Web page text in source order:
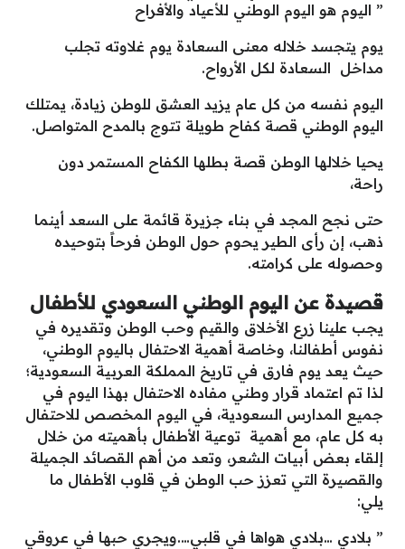
” اليوم هو اليوم الوطني للأعياد والأفراح
يوم يتجسد خلاله معنى السعادة يوم غلاوته تجلب
مداخل السعادة لكل الأرواح.
اليوم نفسه من كل عام يزيد العشق للوطن زيادة، يمتلك
اليوم الوطني قصة كفاح طويلة تتوج بالمدح المتواصل.
يحيا خلالها الوطن قصة بطلها الكفاح المستمر دون
راحة،
حتى نجح المجد في بناء جزيرة قائمة على السعد أينما
ذهب، إن رأى الطير يحوم حول الوطن فرحاً بتوحيده
وحصوله على كرامته.
قصيدة عن اليوم الوطني السعودي للأطفال
يجب علينا زرع الأخلاق والقيم وحب الوطن وتقديره في
نفوس أطفالنا، وخاصة أهمية الاحتفال باليوم الوطني،
حيث يعد يوم فارق في تاريخ المملكة العربية السعودية؛
لذا تم اعتماد قرار وطني مفاده الاحتفال بهذا اليوم في
جميع المدارس السعودية، في اليوم المخصص للاحتفال
به كل عام، مع أهمية توعية الأطفال بأهميته من خلال
إلقاء بعض أبيات الشعر، وتعد من أهم القصائد الجميلة
والقصيرة التي تعزز حب الوطن في قلوب الأطفال ما
يلي:
” بلادي …بلادي هواها في قلبي….ويجري حبها في عروقي